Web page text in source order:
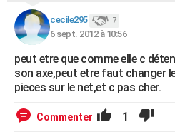
Dictionnaire
Biographies
Citations
Expressions
Proverbes
PROGRAMME TV
S'inscrire
Se connecter
Lycées
Collèges
Primaires
Universités
Entreprises
Service militaire
Avis de recherche
AVIS DE DÉCÈS
FORUM
cecile295 7
6 sept. 2012 à 10:56
peut etre que comme elle c
son axe,peut etre faut changer
pieces sur le net,et c pas cher.
Commenter 1